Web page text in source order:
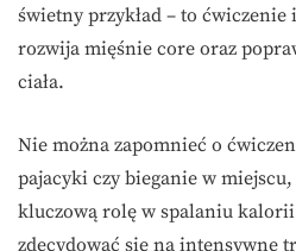
świetny przykład – to
rozwija mięśnie core oraz
ciała.
Nie można zapomnieć o
pajacyki czy bieganie w
kluczową rolę w spalaniu
zdecydować się na intensywne